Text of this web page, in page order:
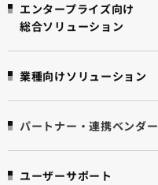
エンタープライズ向け
総合ソリューション
業種向けソリューション
パートナー・連携ベンダー
ユーザーサポート